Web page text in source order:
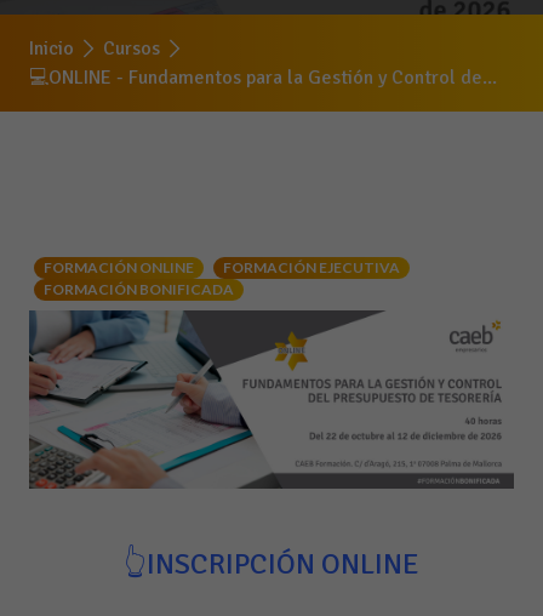
Inicio
Cursos
💻ONLINE - Fundamentos para la Gestión y Control de...
FORMACIÓN ONLINE
FORMACIÓN EJECUTIVA
FORMACIÓN BONIFICADA
👆INSCRIPCIÓN ONLINE